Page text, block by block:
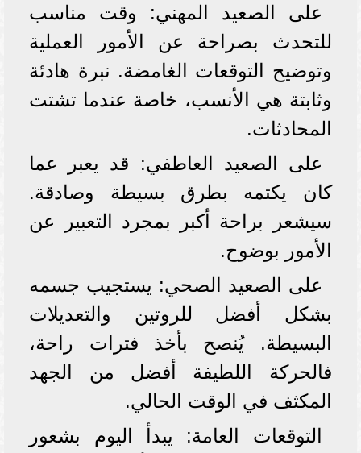
على الصعيد المهني: وقت مناسب
للتحدث بصراحة عن الأمور العملية
وتوضيح التوقعات الغامضة. نبرة هادئة
وثابتة هي الأنسب، خاصة عندما تشتت
المحادثات.
على الصعيد العاطفي: قد يعبر عما
كان يكتمه بطرق بسيطة وصادقة.
سيشعر براحة أكبر بمجرد التعبير عن
الأمور بوضوح.
على الصعيد الصحي: يستجيب جسمه
بشكل أفضل للروتين والتعديلات
البسيطة. يُنصح بأخذ فترات راحة،
فالحركة اللطيفة أفضل من الجهد
المكثف في الوقت الحالي.
التوقعات العامة: يبدأ اليوم بشعور